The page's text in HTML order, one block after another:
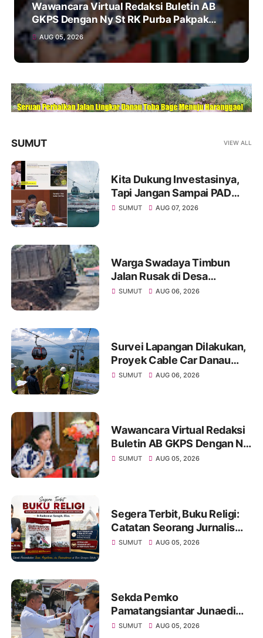
Wawancara Virtual Redaksi Buletin AB
GKPS Dengan Ny St RK Purba Pakpak
Boru Sitepu (Op Sem) "Bekerjalah Dengan
Tulus"
AUG 05, 2026
SUMUT VIEW ALL
Kita Dukung Investasinya,
Tapi Jangan Sampai PAD
Simalungun yang Jadi
SUMUT AUG 07, 2026
Warga Swadaya Timbun
Jalan Rusak di Desa
Sibangun Mariah, Harapkan
SUMUT AUG 06, 2026
Survei Lapangan Dilakukan,
Proyek Cable Car Danau
Toba Masih Terkendala
SUMUT AUG 06, 2026
Wawancara Virtual Redaksi
Buletin AB GKPS Dengan Ny
St RK Purba Pakpak Boru
SUMUT AUG 05, 2026
Segera Terbit, Buku Religi:
Catatan Seorang Jurnalis
dan Pelayan Gereja : St
SUMUT AUG 05, 2026
Sekda Pemko
Pamatangsiantar Junaedi
Pembina Upacara
SUMUT AUG 05, 2026